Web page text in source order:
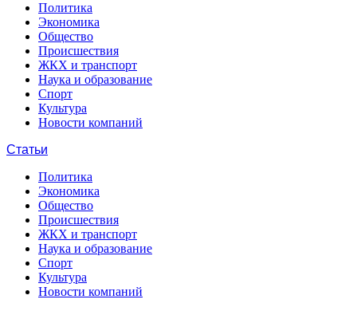
Политика
Экономика
Общество
Происшествия
ЖКХ и транспорт
Наука и образование
Спорт
Культура
Новости компаний
Статьи
Политика
Экономика
Общество
Происшествия
ЖКХ и транспорт
Наука и образование
Спорт
Культура
Новости компаний